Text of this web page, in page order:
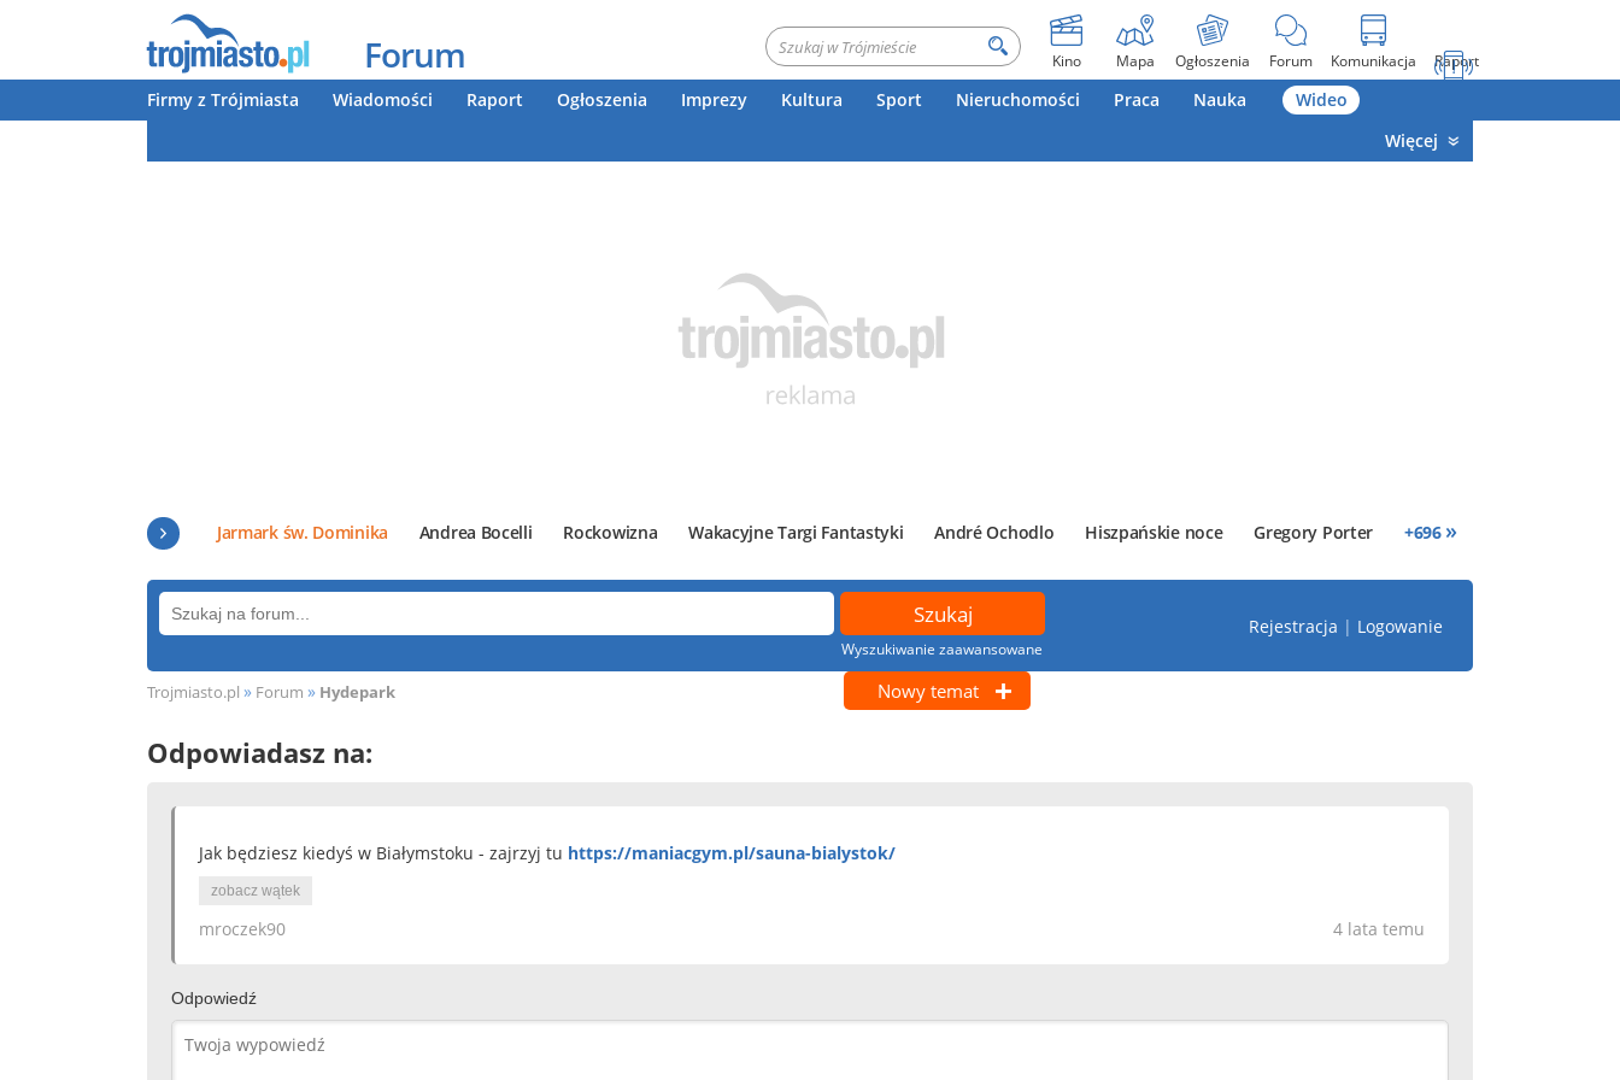
Forum Kino Mapa Ogłoszenia Forum Komunikacja Raport
Firmy z Trójmiasta Wiadomości Raport Ogłoszenia Imprezy Kultura Sport Nieruchomości Praca Nauka
Wideo
Więcej
Jarmark św. Dominika Andrea Bocelli Rockowizna Wakacyjne Targi Fantastyki André Ochodlo Hiszpańskie noce Gregory Porter +696 »
Wyszukiwanie zaawansowane
Rejestracja | Logowanie
Trojmiasto.pl » Forum » Hydepark Nowy temat
Odpowiadasz na:
Jak będziesz kiedyś w Białymstoku - zajrzyj tu https://maniacgym.pl/sauna-bialystok/
zobacz wątek
4 lata temu
mroczek90
Odpowiedź